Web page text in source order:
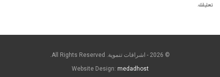
تعليقك.
© 2026 - اشراقات تنموية. All Rights Reserved.
Website Design: medadhost